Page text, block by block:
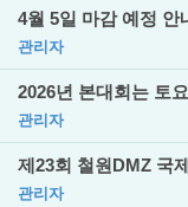
4월 5일 마감 예정 안
관리자
2026년 본대회는 토
관리자
제23회 철원DMZ 국
관리자